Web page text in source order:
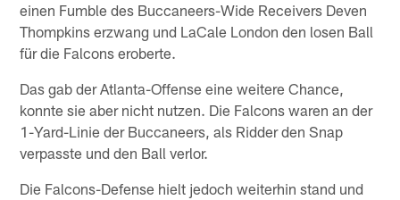
einen Fumble des Buccaneers-Wide Receivers Deven
Thompkins erzwang und LaCale London den losen Ball
für die Falcons eroberte.
Das gab der Atlanta-Offense eine weitere Chance,
konnte sie aber nicht nutzen. Die Falcons waren an der
1-Yard-Linie der Buccaneers, als Ridder den Snap
verpasste und den Ball verlor.
Die Falcons-Defense hielt jedoch weiterhin stand und